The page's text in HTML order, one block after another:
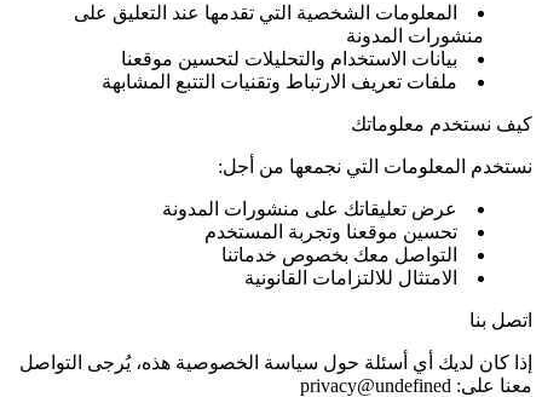
المعلومات الشخصية التي تقدمها عند التعليق على
منشورات المدونة
بيانات الاستخدام والتحليلات لتحسين موقعنا
ملفات تعريف الارتباط وتقنيات التتبع المشابهة
كيف نستخدم معلوماتك
نستخدم المعلومات التي نجمعها من أجل:
عرض تعليقاتك على منشورات المدونة
تحسين موقعنا وتجربة المستخدم
التواصل معك بخصوص خدماتنا
الامتثال للالتزامات القانونية
اتصل بنا
إذا كان لديك أي أسئلة حول سياسة الخصوصية هذه، يُرجى التواصل
معنا على: privacy@undefined